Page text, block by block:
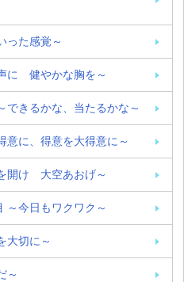
った感覚～
に 健やかな胸を～
できるかな、当たるかな～
意に、得意を大得意に～
開け 大空あおげ～
～今日もワクワク～
大切に～
～